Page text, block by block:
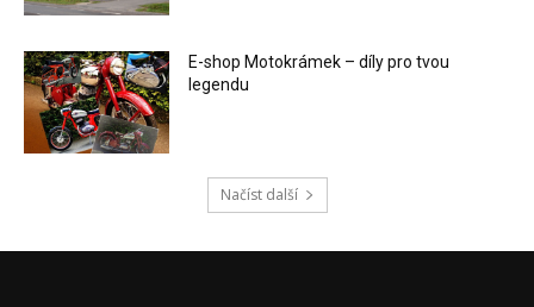
E-shop Motokrámek – díly pro tvou
legendu
Načíst další